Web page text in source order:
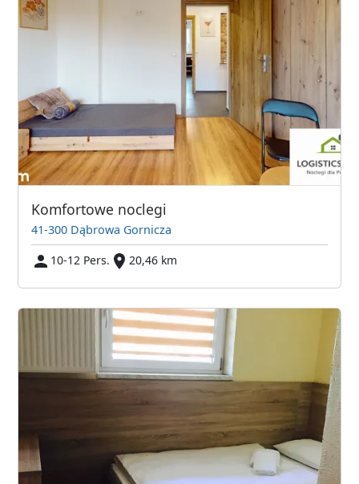
Komfortowe noclegi
41-300 Dąbrowa Gornicza
10-12 Pers.
20,46 km